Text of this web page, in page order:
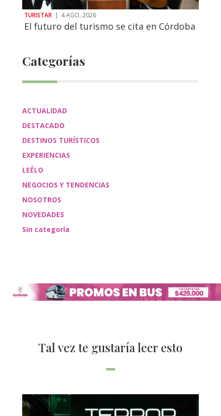
TURISTAR | 4 AGO, 2026
El futuro del turismo se cita en Córdoba
Categorías
ACTUALIDAD
DESTACADO
DESTINOS TURÍSTICOS
EXPERIENCIAS
LEÉLO
NEGOCIOS Y TENDENCIAS
NOSOTROS
NOVEDADES
Sin categoría
Tal vez te gustaría leer esto